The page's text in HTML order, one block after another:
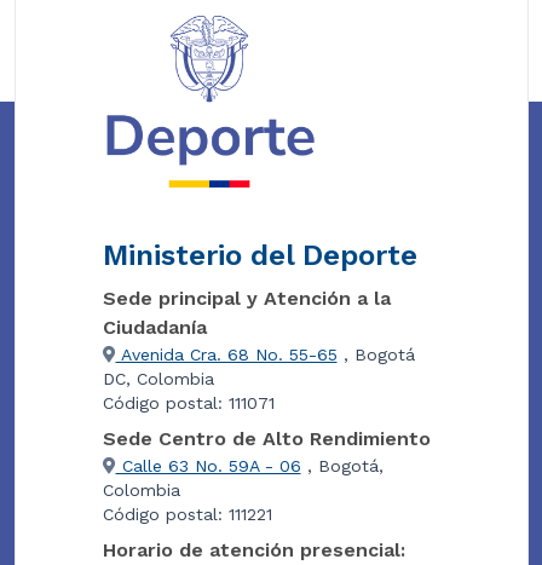
Ministerio del Deporte
Sede principal y Atención a la
Ciudadanía
Avenida Cra. 68 No. 55-65 , Bogotá
DC, Colombia
Código postal: 111071
Sede Centro de Alto Rendimiento
Calle 63 No. 59A - 06 , Bogotá,
Colombia
Código postal: 111221
Horario de atención presencial: